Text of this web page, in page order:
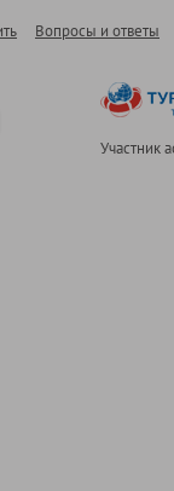
Вопросы и ответы
Участник